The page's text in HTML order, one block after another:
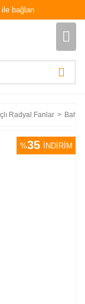
ile bağlan
Radyal Fanlar
%35 İNDİRİM